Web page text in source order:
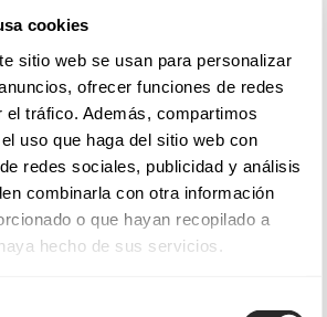
cookies
sitio web se usan para personalizar
ofrecer funciones de redes
el tráfico. Además, compartimos
uso que haga del sitio web con
redes sociales, publicidad y análisis
combinarla con otra información
o que hayan recopilado a
hecho de sus servicios.
robes Aire Barcelona est pensé pour
mariages et événements spéciaux
se mêlent pour garantir un look
événements diurnes, lesrobes de
robes de cocktail midiou celles à